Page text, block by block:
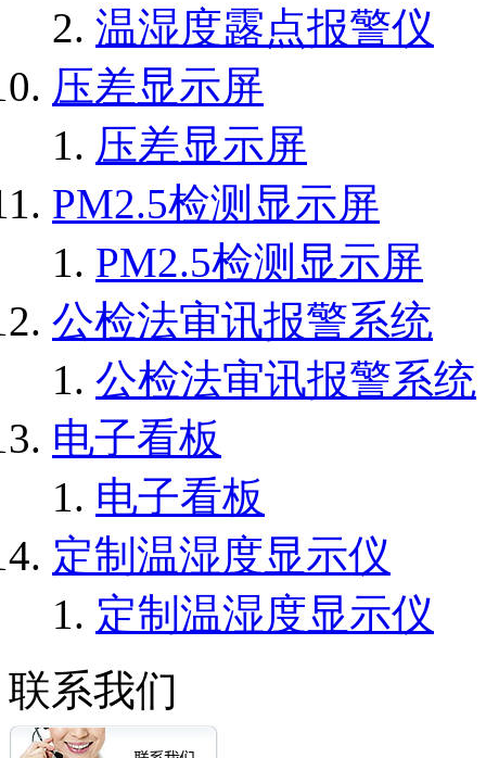
温湿度露点报警仪
压差显示屏
压差显示屏
PM2.5检测显示屏
PM2.5检测显示屏
公检法审讯报警系统
公检法审讯报警系统
电子看板
电子看板
定制温湿度显示仪
定制温湿度显示仪
联系我们